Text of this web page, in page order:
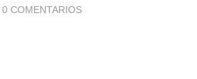
0 COMENTARIOS